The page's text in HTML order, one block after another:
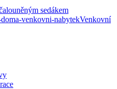
sedákem
Venkovní